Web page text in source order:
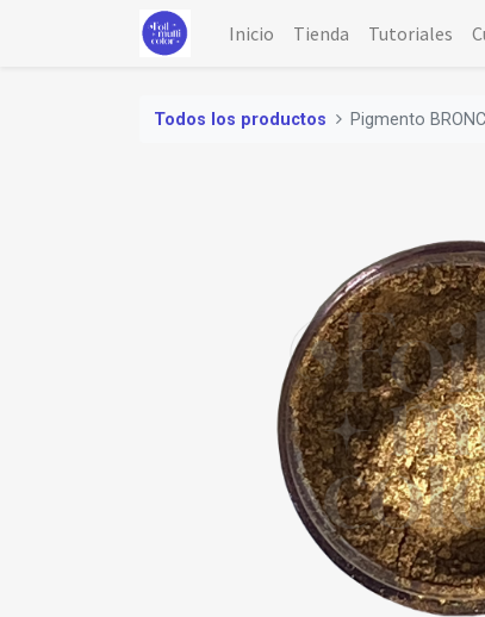
Inicio Tienda Tutoriales
Todos los productos Pigmento